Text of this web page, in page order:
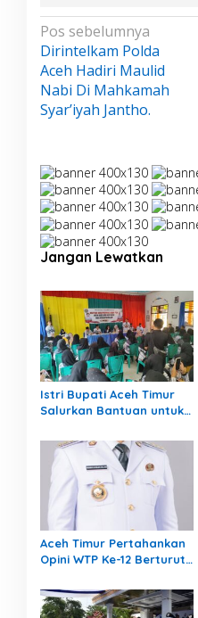
N
a
v
i
g
s
i
p
o
s
Pos sebelumnya
Dirintelkam Polda
Aceh Hadiri Maulid
Nabi Di Mahkamah
Syar’iyah Jantho.
Jangan Lewatkan
Istri Bupati Aceh Timur
Salurkan Bantuan untuk
Banjir di Peureulak
Aceh Timur Pertahankan
Opini WTP Ke-12 Berturut-